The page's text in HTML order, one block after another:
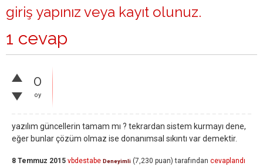
giriş yapınız veya kayıt olunuz.
1 cevap
0
oy
yazılım güncellerin tamam mı ? tekrardan sistem kurmayı dene,
eğer bunlar çözüm olmaz ise donanımsal sıkıntı var demektir.
8 Temmuz 2015 vbdestabe Deneyimli (7,230 puan) tarafından cevaplandı